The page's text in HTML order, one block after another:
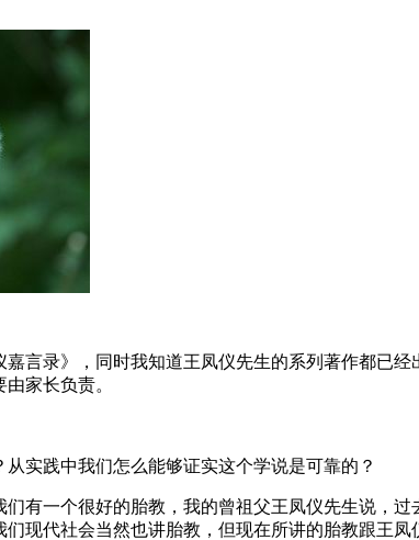
言录》，同时我知道王凤仪先生的系列著作都已经
家长负责。
实践中我们怎么能够证实这个学说是可靠的？
有一个很好的胎教，我的曾祖父王凤仪先生说，过
现代社会当然也讲胎教，但现在所讲的胎教跟王凤